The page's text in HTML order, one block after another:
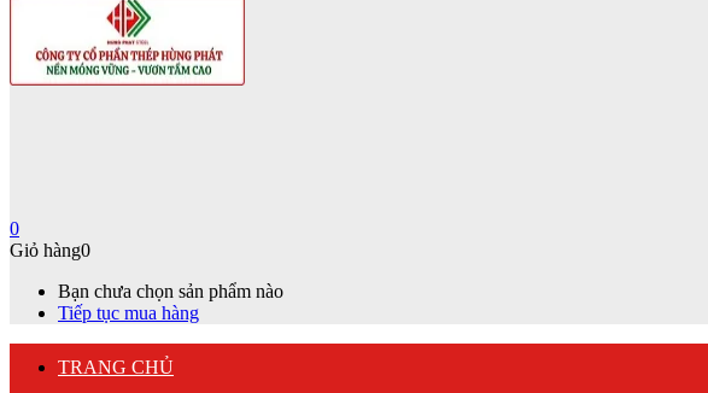
0
Giỏ hàng0
Bạn chưa chọn sản phẩm nào
Tiếp tục mua hàng
TRANG CHỦ